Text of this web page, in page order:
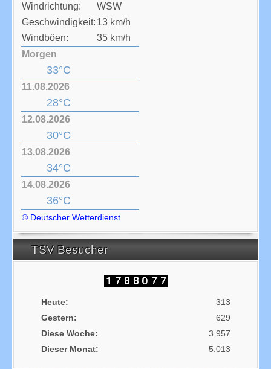
Windrichtung:
WSW
Geschwindigkeit: 13 km/h
Windböen:
35 km/h
Morgen
33°C
11.08.2026
28°C
12.08.2026
30°C
13.08.2026
34°C
14.08.2026
36°C
© Deutscher Wetterdienst
TSV Besucher
Heute:
313
Gestern:
629
Diese Woche:
3.957
Dieser Monat:
5.013